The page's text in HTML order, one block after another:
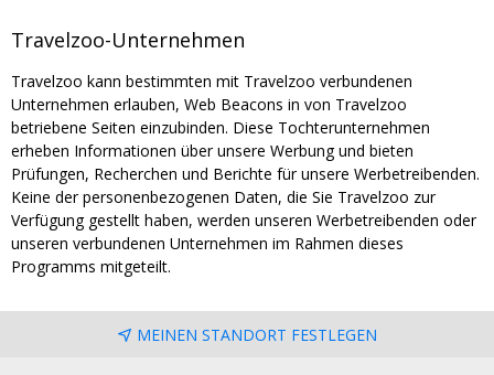
Travelzoo-Unternehmen
Travelzoo kann bestimmten mit Travelzoo verbundenen
Unternehmen erlauben, Web Beacons in von Travelzoo
betriebene Seiten einzubinden. Diese Tochterunternehmen
erheben Informationen über unsere Werbung und bieten
Prüfungen, Recherchen und Berichte für unsere Werbetreibenden.
Keine der personenbezogenen Daten, die Sie Travelzoo zur
Verfügung gestellt haben, werden unseren Werbetreibenden oder
unseren verbundenen Unternehmen im Rahmen dieses
Programms mitgeteilt.
MEINEN STANDORT FESTLEGEN